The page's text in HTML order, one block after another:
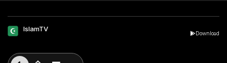
IslamTV
Download